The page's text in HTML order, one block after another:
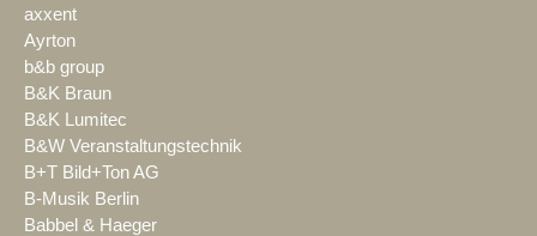
axxent
Ayrton
b&b group
B&K Braun
B&K Lumitec
B&W Veranstaltungstechnik
B+T Bild+Ton AG
B-Musik Berlin
Babbel & Haeger